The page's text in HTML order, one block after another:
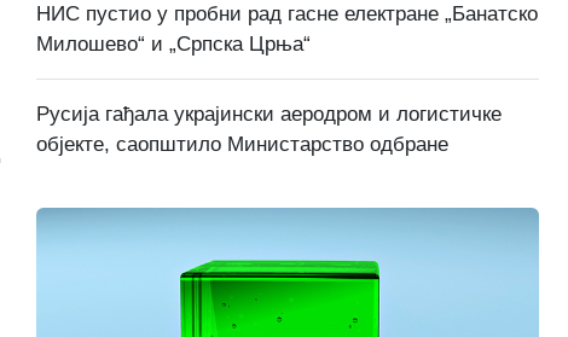
НИС пустио у пробни рад гасне електране „Банатско
Милошево“ и „Српска Црња“
Русија гађала украјински аеродром и логистичке
објекте, саопштило Министарство одбране